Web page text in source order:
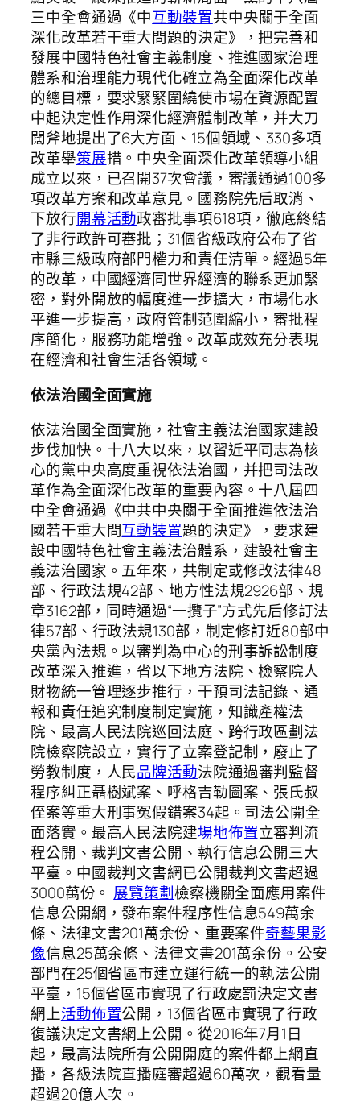
三中全會通過《中互動裝置共中央關于全面
深化改革若干重大問題的決定》，把完善和
發展中國特色社會主義制度、推進國家治理
體系和治理能力現代化確立為全面深化改革
的總目標，要求緊緊圍繞使市場在資源配置
中起決定性作用深化經濟體制改革，并大刀
闊斧地提出了6大方面、15個領域、330多項
改革舉策展措。中央全面深化改革領導小組
成立以來，已召開37次會議，審議通過100多
項改革方案和改革意見。國務院先后取消、
下放行開幕活動政審批事項618項，徹底終結
了非行政許可審批；31個省級政府公布了省
市縣三級政府部門權力和責任清單。經過5年
的改革，中國經濟同世界經濟的聯系更加緊
密，對外開放的幅度進一步擴大，市場化水
平進一步提高，政府管制范圍縮小，審批程
序簡化，服務功能增強。改革成效充分表現
在經濟和社會生活各領域。
依法治國全面實施
依法治國全面實施，社會主義法治國家建設
步伐加快。十八大以來，以習近平同志為核
心的黨中央高度重視依法治國，并把司法改
革作為全面深化改革的重要內容。十八屆四
中全會通過《中共中央關于全面推進依法治
國若干重大問互動裝置題的決定》，要求建
設中國特色社會主義法治體系，建設社會主
義法治國家。五年來，共制定或修改法律48
部、行政法規42部、地方性法規2926部、規
章3162部，同時通過“一攬子”方式先后修訂法
律57部、行政法規130部，制定修訂近80部中
央黨內法規。以審判為中心的刑事訴訟制度
改革深入推進，省以下地方法院、檢察院人
財物統一管理逐步推行，干預司法記錄、通
報和責任追究制度制定實施，知識產權法
院、最高人民法院巡回法庭、跨行政區劃法
院檢察院設立，實行了立案登記制，廢止了
勞教制度，人民品牌活動法院通過審判監督
程序糾正聶樹斌案、呼格吉勒圖案、張氏叔
侄案等重大刑事冤假錯案34起。司法公開全
面落實。最高人民法院建場地佈置立審判流
程公開、裁判文書公開、執行信息公開三大
平臺。中國裁判文書網已公開裁判文書超過
3000萬份。展覽策劃檢察機關全面應用案件
信息公開網，發布案件程序性信息549萬余
條、法律文書201萬余份、重要案件奇藝果影
像信息25萬余條、法律文書201萬余份。公安
部門在25個省區市建立運行統一的執法公開
平臺，15個省區市實現了行政處罰決定文書
網上活動佈置公開，13個省區市實現了行政
復議決定文書網上公開。從2016年7月1日
起，最高法院所有公開開庭的案件都上網直
播，各級法院直播庭審超過60萬次，觀看量
超過20億人次。